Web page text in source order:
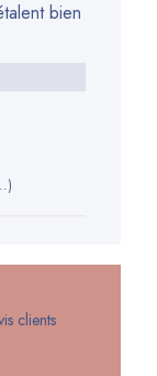
bien
clients